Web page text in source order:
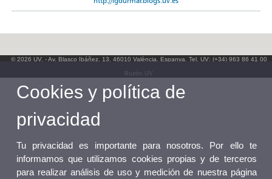
© 2026 UV. - Av. Blasco Ibáñez, 13. 46010 València. Espanya. Tel. UV: (+34) 963 86 41 00
Buzón UV
Cookies y política de
privacidad
Tu privacidad es importante para nosotros. Por ello te
informamos que utilizamos cookies propias y de terceros
para realizar análisis de uso y medición de nuestra página